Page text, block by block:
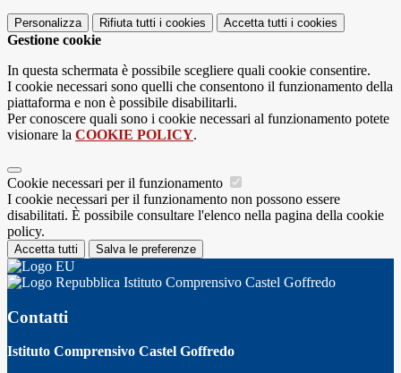
Personalizza Rifiuta tutti i cookies Accetta tutti i cookies
Gestione cookie
In questa schermata è possibile scegliere quali cookie consentire.
I cookie necessari sono quelli che consentono il funzionamento della
piattaforma e non è possibile disabilitarli.
Per conoscere quali sono i cookie necessari al funzionamento potete
visionare la COOKIE POLICY.
Cookie necessari per il funzionamento
I cookie necessari per il funzionamento non possono essere
disabilitati. È possibile consultare l'elenco nella pagina della cookie
policy.
Accetta tutti Salva le preferenze
Istituto Comprensivo Castel Goffredo
Contatti
Istituto Comprensivo Castel Goffredo